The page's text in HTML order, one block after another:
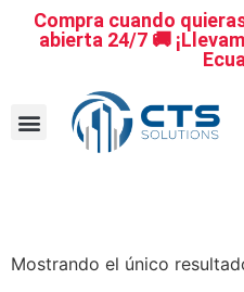
Compra cuando
abierta 24/7 🚚
Mostrando el único